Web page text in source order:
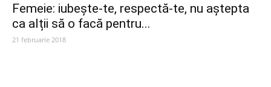
Femeie: iubește-te, respectă-te, nu aștepta
ca alții să o facă pentru...
21 februarie 2018